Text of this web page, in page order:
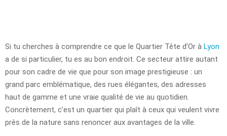
Si tu cherches à comprendre ce que le Quartier Tête d’Or à Lyon
a de si particulier, tu es au bon endroit. Ce secteur attire autant
pour son cadre de vie que pour son image prestigieuse : un
grand parc emblématique, des rues élégantes, des adresses
haut de gamme et une vraie qualité de vie au quotidien.
Concrètement, c’est un quartier qui plaît à ceux qui veulent vivre
près de la nature sans renoncer aux avantages de la ville.